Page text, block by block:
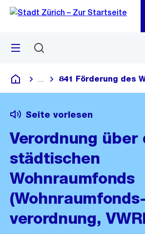
Navigation
Sprunglink
Menü
Deutsch
Blende alle Breadcrumbs ein
841 Förderung des
Seite vorlesen
Verordnung über
städtischen
Wohnraumfonds
(Wohnraumfonds­
verordnung,